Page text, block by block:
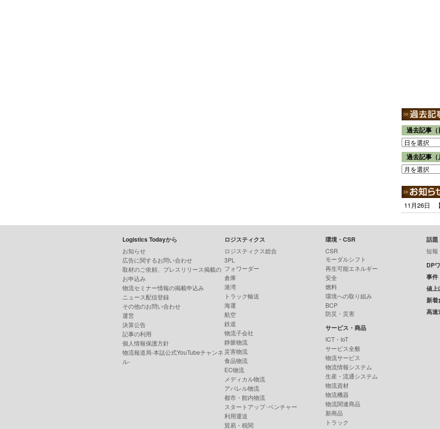
過去記事（
過去記事（
11月26日
Logistics Todayから
お知らせ
広告に関するお問い合わせ
取材のご依頼、プレスリリース掲載の
お申込み
物流セミナー情報の掲載申込み
ニュース配信登録
その他のお問い合わせ
運営
決算公告
記事の利用
個人情報保護方針
物流報道局-本誌公式YouTubeチャンネ
ル-
ロジスティクス
ロジスティクス総合
3PL
フォワーダー
倉庫
港湾
トラック輸送
海運
航空
鉄道
物流子会社
静脈物流
災害物流
食品物流
EC物流
メディカル物流
アパレル物流
都市・館内物流
スタートアップ･ベンチャー
利用運送
貿易・税関
環境・CSR
CSR
モーダルシフト
再生可能エネルギー
安全
燃料
環境への取り組み
BCP
防災・災害
サービス・商品
ICT・IoT
サービス全般
物流サービス
物流情報システム
生産・流通システム
物流資材
物流機器
物流関連商品
新商品
トラック
話題
短報
DP
事件
値上
新着
高速